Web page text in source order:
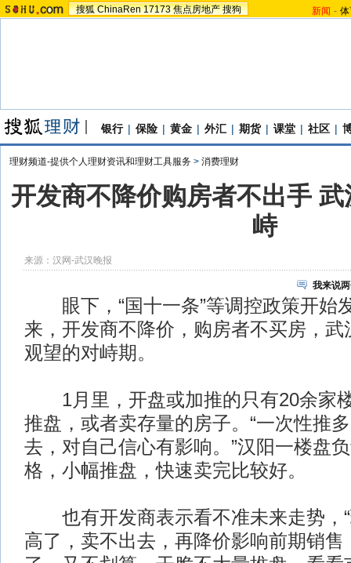
搜狐 ChinaRen 17173 焦点房地产 搜狗 新闻 -
银行 | 保险 | 黄金 | 外汇 | 期货 | 课堂 | 社区 |
理财频道-提供个人理财资讯和理财工具服务 > 消费理财
开发商不降价购房者不出手
峙
来源： 汉网-武汉晚报
我来说
眼下，“国十一条”等调控政策开始
来，开发商不降价，购房者不买房，武
观望的对峙期。
1月里，开盘或加推的只有20余家
推盘，或者卖存量的房子。“一次性推
去，对自己信心有影响。”汉阳一楼盘
格，小幅推盘，快速卖完比较好。
也有开发商表示看不准未来走势，“
高了，卖不出去，再降价影响前期销售